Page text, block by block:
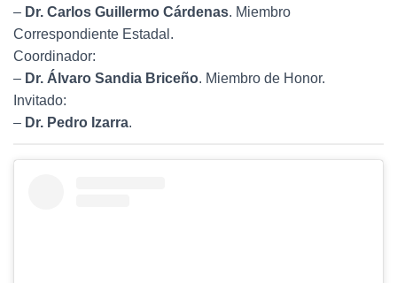
– Dr. Carlos Guillermo Cárdenas. Miembro
Correspondiente Estadal.
Coordinador:
– Dr. Álvaro Sandia Briceño. Miembro de Honor.
Invitado:
– Dr. Pedro Izarra.